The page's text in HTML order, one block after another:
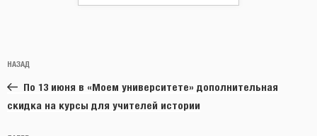
по
записям
Предыдущая
запись:
НАЗАД
По 13 июня в «Моем университете» дополнительная
скидка на курсы для учителей истории